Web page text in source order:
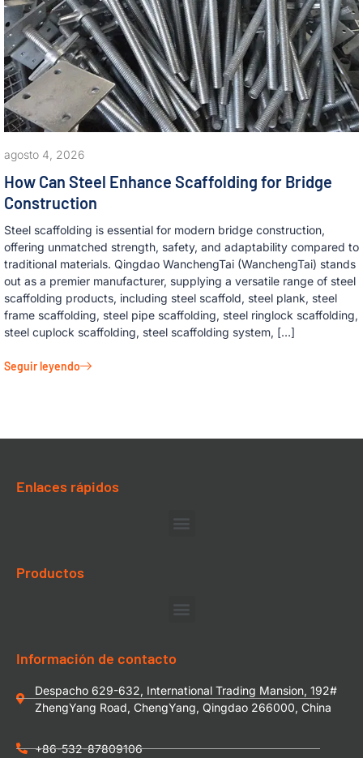
agosto 4, 2026
How Can Steel Enhance Scaffolding for Bridge
Construction
Steel scaffolding is essential for modern bridge construction,
offering unmatched strength, safety, and adaptability compared to
traditional materials. Qingdao WanchengTai (WanchengTai) stands
out as a premier manufacturer, supplying a versatile range of steel
scaffolding products, including steel scaffold, steel plank, steel
frame scaffolding, steel pipe scaffolding, steel ringlock scaffolding,
steel cuplock scaffolding, steel scaffolding system, […]
Seguir leyendo
Enlaces rápidos
Productos
Información de contacto
Despacho 629-632, International Trading Mansion, 192#
ZhengYang Road, ChengYang, Qingdao 266000, China
+86-532-87809106